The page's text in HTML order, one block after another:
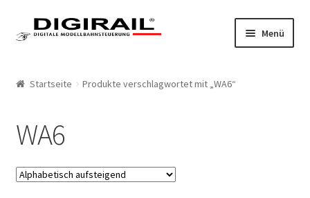
Zur Navigation springen
Springe zum Inhalt Menü
LokLift System
LokLift
Startseite Produkte verschlagwortet mit „WA6“
WA6